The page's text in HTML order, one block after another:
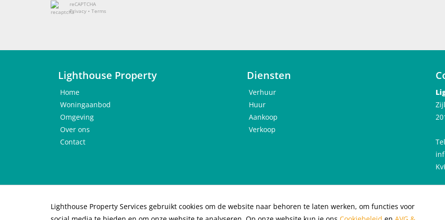
Lighthouse Property Services gebruikt cookies om de website naar behoren te laten werken, om functies voor
reCAPTCHA
Privacy • Terms
Lighthouse Property
Home
Woningaanbod
Omgeving
Over ons
Contact
Diensten
Verhuur
Huur
Aankoop
Verkoop
© 2026 Lighthouse Property Services B.V. | Privacybeleid Cookiebeleid